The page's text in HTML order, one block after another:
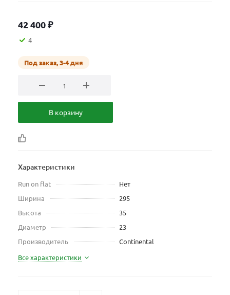
42 400₽
4
Под заказ, 3-4 дня
В корзину
Характеристики
Run on flat
Нет
Ширина
295
Высота
35
Диаметр
23
Производитель
Continental
Все характеристики